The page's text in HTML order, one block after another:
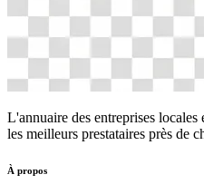
L'annuaire des entreprises
les meilleurs prestataires près de
À propos